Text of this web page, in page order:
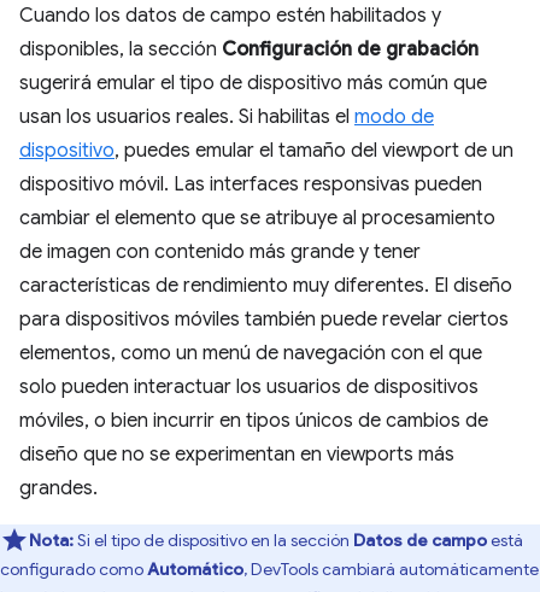
Cuando los datos de campo estén habilitados y
disponibles, la sección Configuración de grabación
sugerirá emular el tipo de dispositivo más común que
usan los usuarios reales. Si habilitas el modo de
dispositivo, puedes emular el tamaño del viewport de un
dispositivo móvil. Las interfaces responsivas pueden
cambiar el elemento que se atribuye al procesamiento
de imagen con contenido más grande y tener
características de rendimiento muy diferentes. El diseño
para dispositivos móviles también puede revelar ciertos
elementos, como un menú de navegación con el que
solo pueden interactuar los usuarios de dispositivos
móviles, o bien incurrir en tipos únicos de cambios de
diseño que no se experimentan en viewports más
grandes.
Nota:Si el tipo de dispositivo en la sección Datos de campoestá
configurado comoAutomático, DevTools cambiará automáticamente